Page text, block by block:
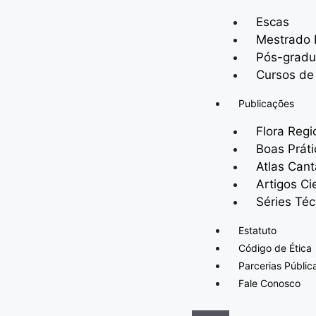
Escas
Mestrado
Pós-
Cursos
Publicações
Flora
Boas
Atlas
Artigos
Séries
Estatuto
Código de Ética
Parcerias
Fale Conosco